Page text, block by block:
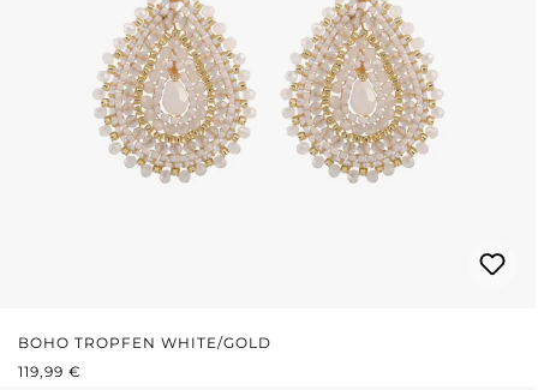
BOHO TROPFEN WHITE/GOLD
REGULÄRER PREIS:
119,99 €